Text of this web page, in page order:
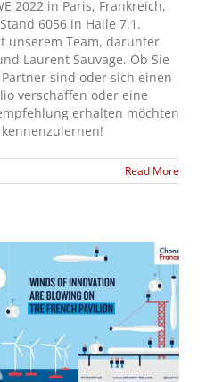
2022 in Paris, Frankreich,
6056 in Halle 7.1.
unserem Team, darunter
Laurent Sauvage. Ob Sie
sind oder sich einen
verschaffen oder eine
erhalten möchten
Read More